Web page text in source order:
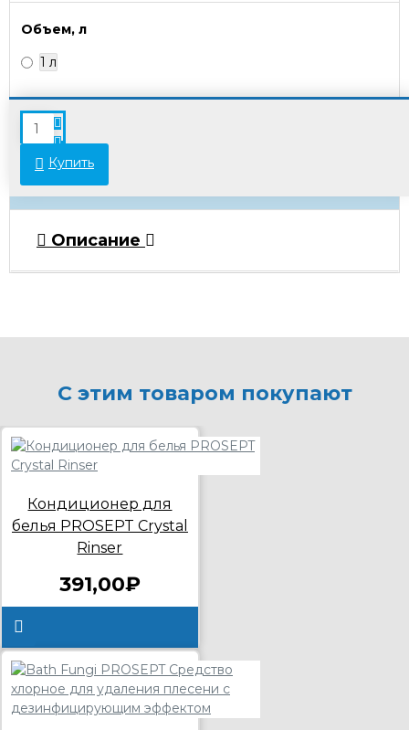
Объем, л
1 л
Купить
В связи с переоценкой товара стоимость
некоторых позиций может отличаться от
указанной на сайте. Просьба уточнять актуальные
Описание
С этим товаром покупают
Кондиционер для
белья PROSEPT Crystal
Rinser
391,00₽